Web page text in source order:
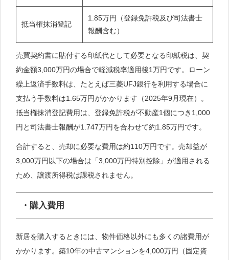
抵当権抹消登記
1.85万円（登録免許税及び司法書士
報酬含む）
売買契約書に貼付する印紙代として必要となる印紙税は、契
約金額3,000万円の場合で軽減税率適用後1万円です。ローン
繰上返済手数料は、たとえば三菱UFJ銀行を利用する場合に
支払う手数料は1.65万円がかかります（2025年9月現在）。
抵当権抹消登記費用は、登録免許税が不動産1個につき1,000
円と司法書士報酬が1.747万円を合わせて約1.85万円です。
合計すると、売却に必要な費用は約110万円です。売却益が
3,000万円以下の場合は「3,000万円特別控除」が適用される
ため、譲渡所得税は課税されません。
・購入費用
新居を購入するときには、物件価格以外にも多くの諸費用が
かかります。築10年の中古マンションを4,000万円（固定資